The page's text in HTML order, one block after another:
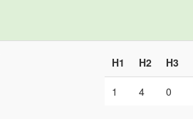
H1 H2 H3
1 4 0